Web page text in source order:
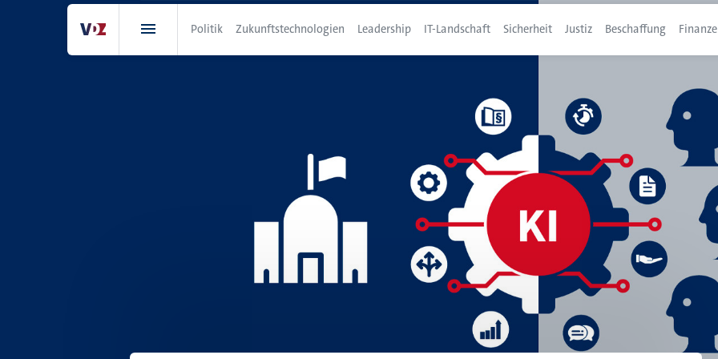
Politik Zukunftstechnologien Leadership IT-Landschaft Sicherheit Justiz Beschaffung